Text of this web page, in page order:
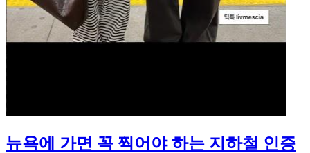
뉴욕에 가면 꼭 찍어야 하는 지하철 인증